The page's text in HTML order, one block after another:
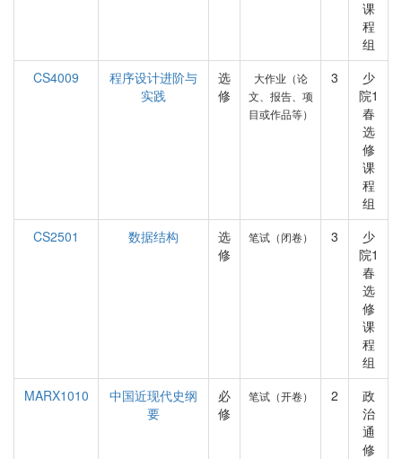
课
程
组
CS4009
程序设计进阶与
实践
选
修
大作业（论
文、报告、项
目或作品等）
3
少
院1
春
选
修
课
程
组
CS2501
数据结构
选
修
笔试（闭卷） 3
少
院1
春
选
修
课
程
组
MARX1010
中国近现代史纲
要
必
修
笔试（开卷） 2
政
治
通
修